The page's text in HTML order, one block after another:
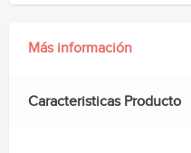
Más información
Caracteristicas Producto